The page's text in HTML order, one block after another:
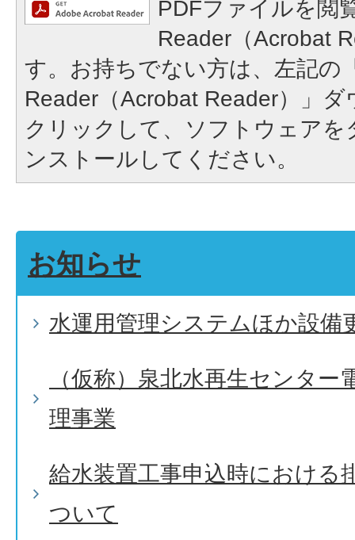
PDFファイルを閲
Reader（Acrobat
す。お持ちでない方は、左記の
Reader（Acrobat Reader）」
クリックして、ソフトウェア
ンストールしてください。
お知らせ
水運用管理システムほか設備
（仮称）泉北水再生センター
理事業
給水装置工事申込時における
ついて